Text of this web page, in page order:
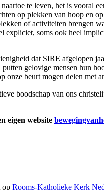
te leven, het is vooral
op plekken van hoop en
of activiteiten brengen
soms ook heel
dat SIRE afgelopen
gelovige mensen hun
onze beurt mogen delen met
boodschap van ons
eigen website
op Rooms-Katholieke Kerk